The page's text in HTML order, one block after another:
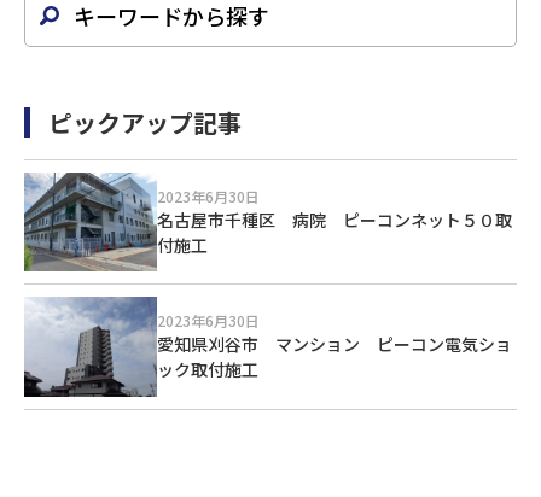
ピックアップ記事
2023年6月30日
名古屋市千種区 病院 ピーコンネット５０取
付施工
2023年6月30日
愛知県刈谷市 マンション ピーコン電気ショ
ック取付施工